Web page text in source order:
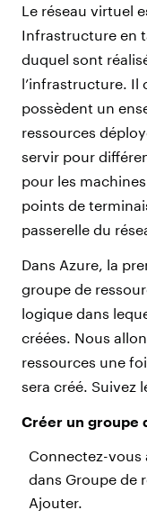
Le réseau virtuel
Infrastructure en
duquel sont
l’infrastructure. Il
possèdent un
ressources
servir pour
pour les
points de
passerelle du
Dans Azure, la
groupe de
logique dans
créées. Nous
ressources une
sera créé. Suivez
Créer un groupe
Connectez-vous
dans Groupe de
Ajouter.